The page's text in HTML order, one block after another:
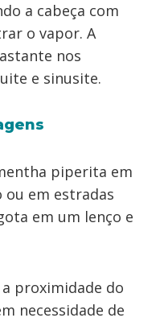
a cabeça com
o vapor. A
nos
e sinusite.
piperita em
ou em estradas
em um lenço e
proximidade do
necessidade de